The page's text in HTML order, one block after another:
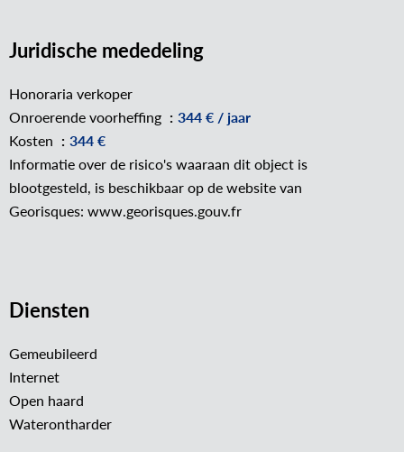
Juridische mededeling
Honoraria verkoper
Onroerende voorheffing
344 € / jaar
Kosten
344 €
Informatie over de risico's waaraan dit object is
blootgesteld, is beschikbaar op de website van
Georisques: www.georisques.gouv.fr
Diensten
Gemeubileerd
Internet
Open haard
Waterontharder